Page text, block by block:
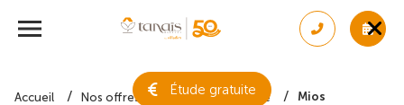
Étude gratuite
Accueil Nos offres de terrain Gironde Mios